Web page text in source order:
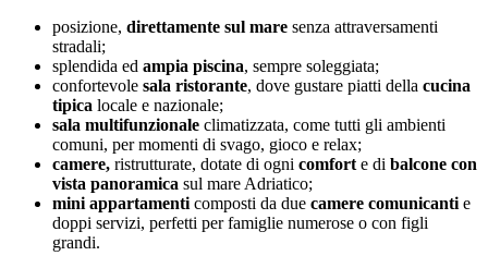
posizione, direttamente sul mare senza attraversamenti
stradali;
splendida ed ampia piscina, sempre soleggiata;
confortevole sala ristorante, dove gustare piatti della cucina
tipica locale e nazionale;
sala multifunzionale climatizzata, come tutti gli ambienti
comuni, per momenti di svago, gioco e relax;
camere, ristrutturate, dotate di ogni comfort e di balcone con
vista panoramica sul mare Adriatico;
mini appartamenti composti da due camere comunicanti e
doppi servizi, perfetti per famiglie numerose o con figli
grandi.